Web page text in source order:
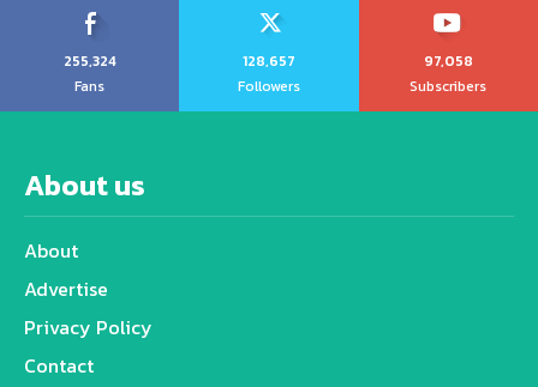
255,324
Fans
128,657
Followers
97,058
Subscribers
About us
About
Advertise
Privacy Policy
Contact